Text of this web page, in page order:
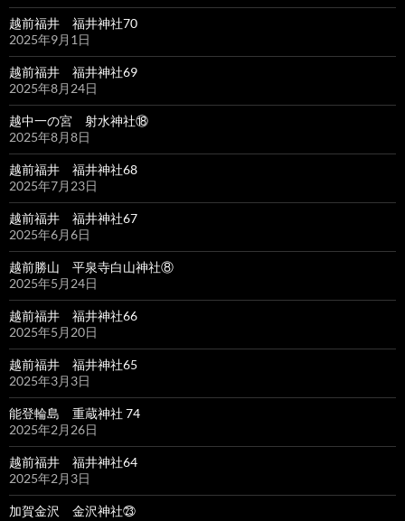
越前福井 福井神社70
2025年9月1日
越前福井 福井神社69
2025年8月24日
越中一の宮 射水神社⑱
2025年8月8日
越前福井 福井神社68
2025年7月23日
越前福井 福井神社67
2025年6月6日
越前勝山 平泉寺白山神社⑧
2025年5月24日
越前福井 福井神社66
2025年5月20日
越前福井 福井神社65
2025年3月3日
能登輪島 重蔵神社 74
2025年2月26日
越前福井 福井神社64
2025年2月3日
加賀金沢 金沢神社㉓